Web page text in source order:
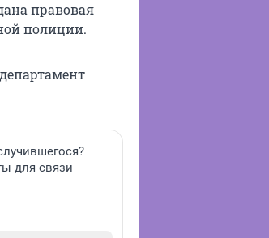
правовая
полиции.
для связи